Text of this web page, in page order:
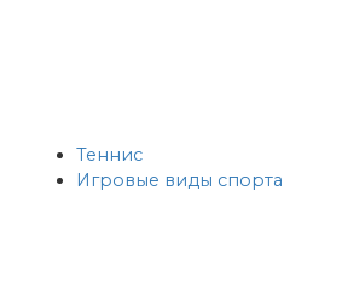
Теннис
Игровые виды спорта